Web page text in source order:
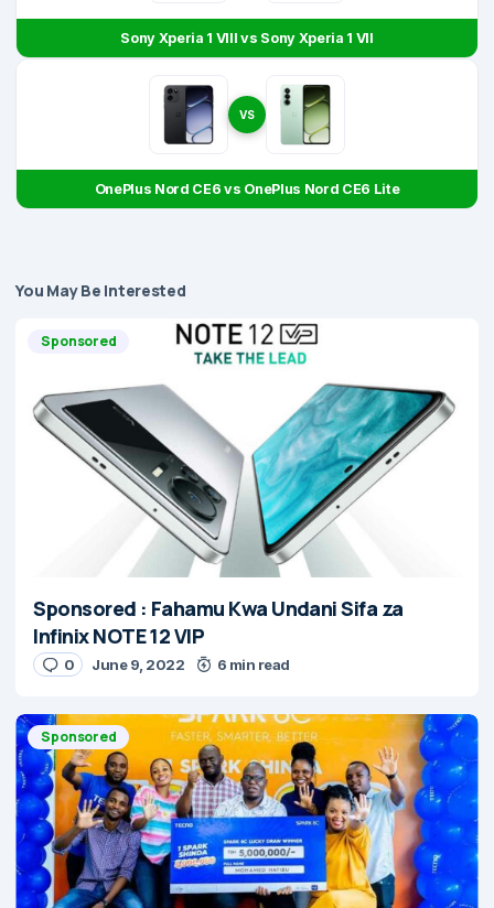
Sony Xperia 1 VIII vs Sony Xperia 1 VII
VS
OnePlus Nord CE6 vs OnePlus Nord CE6 Lite
You May Be Interested
Sponsored
Sponsored : Fahamu Kwa Undani Sifa za
Infinix NOTE 12 VIP
0 June 9, 2022 6 min read
Sponsored